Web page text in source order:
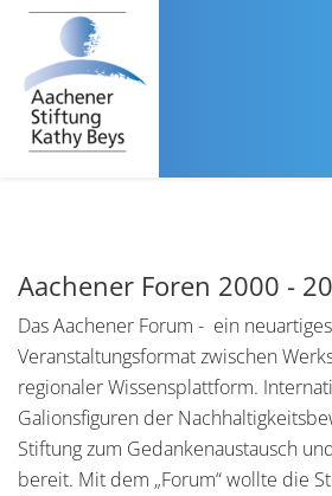
Aachener Foren 2000 -
Das Aachener Forum - ein neuartiges
Veranstaltungsformat zwischen
regionaler Wissensplattform.
Galionsfiguren der
Stiftung zum Gedankenaustausch
bereit. Mit dem „Forum“ wollte die